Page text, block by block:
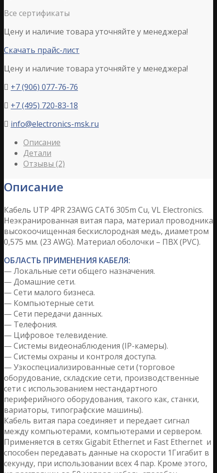
Все сертификаты
Цену и наличие товара уточняйте у менеджера!
Скачать прайс-лист
Цену и наличие товара уточняйте у менеджера!
 +7 (906) 077-76-76
 +7 (495) 720-83-18
 info@electronics-msk.ru
Описание
Детали
Отзывы (2)
Описание
Кабель UTP 4PR 23AWG CAT6 305m Cu, VL Electronics.
Неэкранированная витая пара, материал проводника
высокоочищенная бескислородная медь, диаметром
0,575 мм. (23 AWG). Материал оболочки – ПВХ (PVC).
ОБЛАСТЬ ПРИМЕНЕНИЯ КАБЕЛЯ:
— Локальные сети общего назначения.
— Домашние сети.
— Сети малого бизнеса.
— Компьютерные сети.
— Сети передачи данных.
— Телефония.
— Цифровое телевидение.
— Системы видеонаблюдения (IP-камеры).
— Системы охраны и контроля доступа.
— Узкоспециализированные сети (торговое
оборудование, складские сети, производственные
сети с использованием нестандартного
периферийного оборудования, такого как, станки,
вариаторы, типографские машины).
Кабель витая пара соединяет и передает сигнал
между компьютерами, компьютерами и сервером.
Применяется в сетях Gigabit Ethernet и Fast Ethernet и
способен передавать данные на скорости 1Гигабит в
секунду, при использовании всех 4 пар. Кроме этого,